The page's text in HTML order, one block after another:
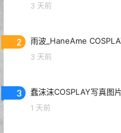
3 天前
2 雨波_HaneAme
3 天前
3 蠢沫沫COSPLAY写真图
1 天前